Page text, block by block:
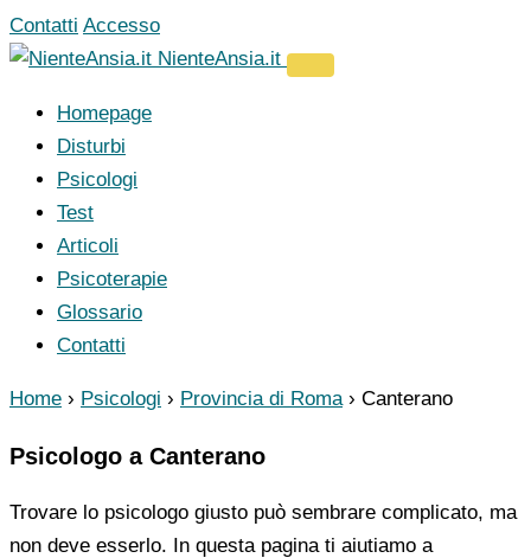
Vai
al
Contatti Accesso
NienteAnsia.it
Homepage
Disturbi
Psicologi
Test
Articoli
Psicoterapie
Glossario
Contatti
Home › Psicologi › Provincia di Roma › Canterano
Psicologo a Canterano
Trovare lo psicologo giusto può sembrare complicato, ma
non deve esserlo. In questa pagina ti aiutiamo a